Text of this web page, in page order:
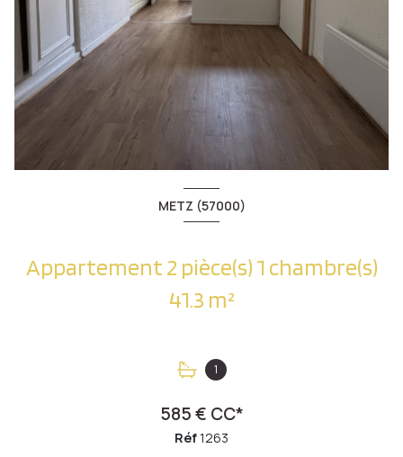
METZ (57000)
Appartement 2 pièce(s) 1 chambre(s)
41.3 m²
1
585 € CC*
Réf1263